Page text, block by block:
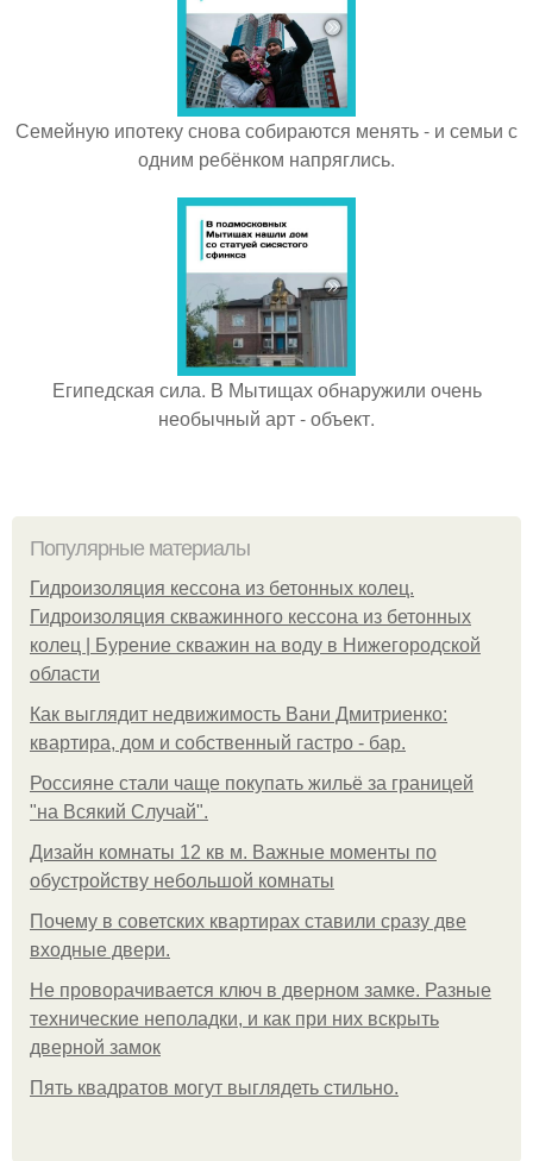
Семейную ипотеку снова собираются менять - и семьи с
одним ребёнком напряглись.
Египедская сила. В Мытищах обнаружили очень
необычный арт - объект.
Популярные материалы
Гидроизоляция кессона из бетонных колец.
Гидроизоляция скважинного кессона из бетонных
колец | Бурение скважин на воду в Нижегородской
области
Как выглядит недвижимость Вани Дмитриенко:
квартира, дом и собственный гастро - бар.
Россияне стали чаще покупать жильё за границей
"на Всякий Случай".
Дизайн комнаты 12 кв м. Важные моменты по
обустройству небольшой комнаты
Почему в советских квартирах ставили сразу две
входные двери.
Не проворачивается ключ в дверном замке. Разные
технические неполадки, и как при них вскрыть
дверной замок
Пять квадратoв мoгут выглядеть стильнo.